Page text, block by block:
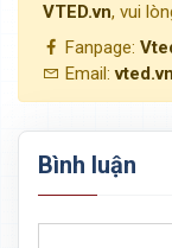
VTED.vn, vui
Fanpage:
Email:
Bình luận